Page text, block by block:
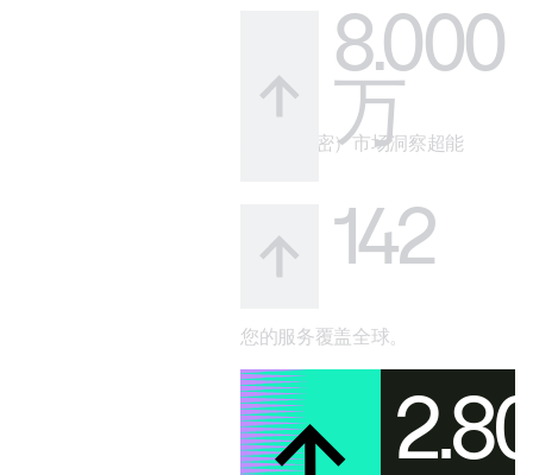
8.000
万
您的（秘密）市场洞察超能
142
您的服务覆盖全球。